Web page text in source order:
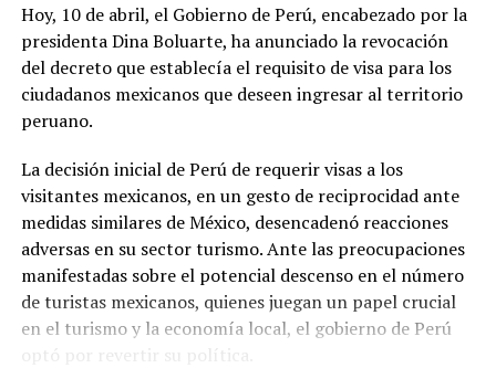
de Desarrollo Económico de la Ciudad de México durante
el gobierno de Miguel Ángel Mancera.
El proceso electoral promete ser reñido, con tres
candidatos con propuestas y perfiles políticos diversos,
mexicana.
Hoy, 10 de abril, el Gobierno de Perú, encabezado por la
presidenta Dina Boluarte, ha anunciado la revocación
del decreto que establecía el requisito de visa para los
ciudadanos mexicanos que deseen ingresar al territorio
peruano.
La decisión inicial de Perú de requerir visas a los
visitantes mexicanos, en un gesto de reciprocidad ante
medidas similares de México, desencadenó reacciones
adversas en su sector turismo. Ante las preocupaciones
manifestadas sobre el potencial descenso en el número
de turistas mexicanos, quienes juegan un papel crucial
en el turismo y la economía local, el gobierno de Perú
optó por revertir su política.